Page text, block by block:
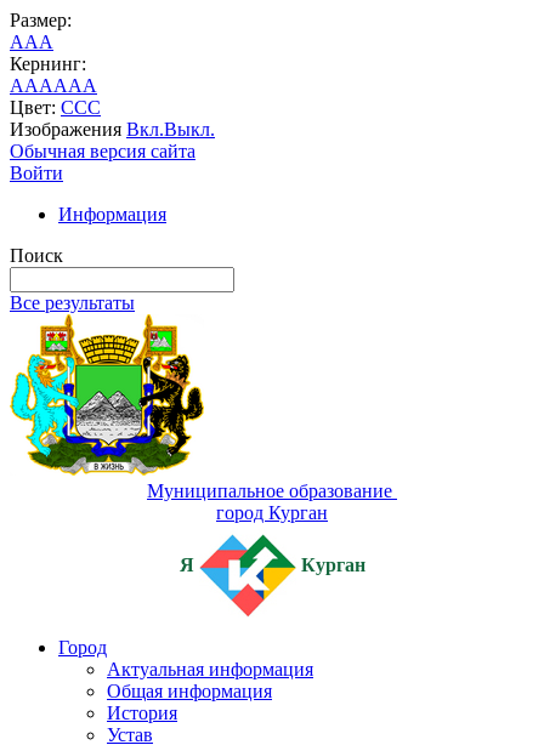
Размер:
AAA
Кернинг:
AAAAAA
Цвет: CCC
Изображения Вкл.Выкл.
Обычная версия сайта
Войти
Информация
Поиск
Все результаты
Муниципальное образование
город Курган
Я Курган
Город
Актуальная информация
Общая информация
История
Устав